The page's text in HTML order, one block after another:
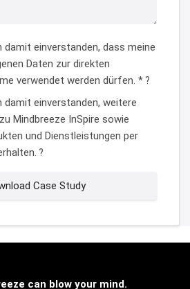
damit einverstanden, dass meine
Daten zur direkten
verwendet werden dürfen. * ?
damit einverstanden, weitere
Mindbreeze InSpire sowie
und Dienstleistungen per
?
Case Study
can blow your mind.